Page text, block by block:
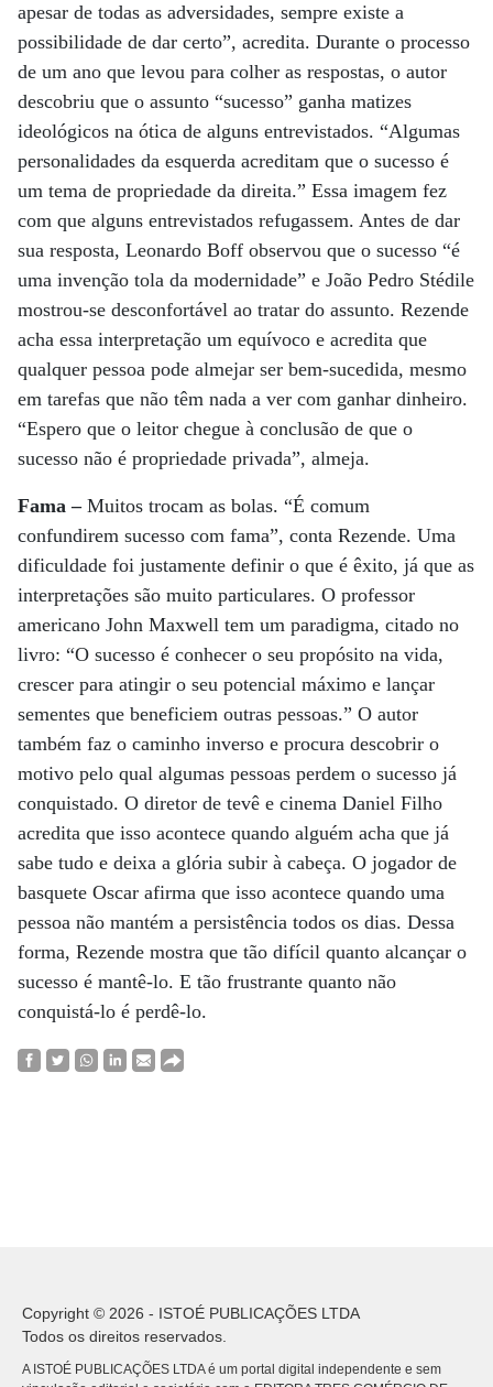
apesar de todas as adversidades, sempre existe a
possibilidade de dar certo”, acredita. Durante o processo
de um ano que levou para colher as respostas, o autor
descobriu que o assunto “sucesso” ganha matizes
ideológicos na ótica de alguns entrevistados. “Algumas
personalidades da esquerda acreditam que o sucesso é
um tema de propriedade da direita.” Essa imagem fez
com que alguns entrevistados refugassem. Antes de dar
sua resposta, Leonardo Boff observou que o sucesso “é
uma invenção tola da modernidade” e João Pedro Stédile
mostrou-se desconfortável ao tratar do assunto. Rezende
acha essa interpretação um equívoco e acredita que
qualquer pessoa pode almejar ser bem-sucedida, mesmo
em tarefas que não têm nada a ver com ganhar dinheiro.
“Espero que o leitor chegue à conclusão de que o
sucesso não é propriedade privada”, almeja.
Fama –Muitos trocam as bolas. “É comum
confundirem sucesso com fama”, conta Rezende. Uma
dificuldade foi justamente definir o que é êxito, já que as
interpretações são muito particulares. O professor
americano John Maxwell tem um paradigma, citado no
livro: “O sucesso é conhecer o seu propósito na vida,
crescer para atingir o seu potencial máximo e lançar
sementes que beneficiem outras pessoas.” O autor
também faz o caminho inverso e procura descobrir o
motivo pelo qual algumas pessoas perdem o sucesso já
conquistado. O diretor de tevê e cinema Daniel Filho
acredita que isso acontece quando alguém acha que já
sabe tudo e deixa a glória subir à cabeça. O jogador de
basquete Oscar afirma que isso acontece quando uma
pessoa não mantém a persistência todos os dias. Dessa
forma, Rezende mostra que tão difícil quanto alcançar o
sucesso é mantê-lo. E tão frustrante quanto não
conquistá-lo é perdê-lo.
Copyright © 2026 - ISTOÉ PUBLICAÇÕES LTDA
Todos os direitos reservados.
A ISTOÉ PUBLICAÇÕES LTDA é um portal digital independente e sem